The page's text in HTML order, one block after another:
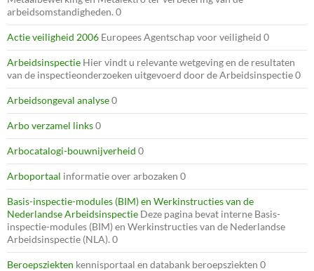
arbeidsomstandigheden. 0
Actie veiligheid 2006 Europees Agentschap voor veiligheid 0
Arbeidsinspectie Hier vindt u relevante wetgeving en de resultaten
van de inspectieonderzoeken uitgevoerd door de Arbeidsinspectie 0
Arbeidsongeval analyse0
Arbo verzamel links0
Arbocatalogi-bouwnijverheid 0
Arboportaal informatie over arbozaken 0
Basis-inspectie-modules (BIM) en Werkinstructies van de
Nederlandse Arbeidsinspectie Deze pagina bevat interne Basis-
inspectie-modules (BIM) en Werkinstructies van de Nederlandse
Arbeidsinspectie (NLA). 0
Beroepsziekten kennisportaal en databank beroepsziekten 0